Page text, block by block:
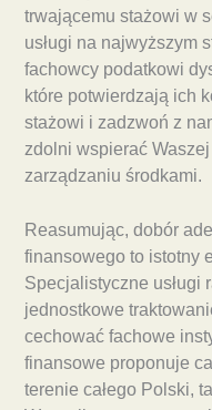
trwającemu stażowi w
usługi na najwyższym
fachowcy podatkowi
które potwierdzają ich
stażowi i zadzwoń z
zdolni wspierać
zarządzaniu środkami.
Reasumując, dobór
finansowego to istotny
Specjalistyczne usługi
jednostkowe
cechować fachowe
finansowe proponuje
terenie całego Polski,